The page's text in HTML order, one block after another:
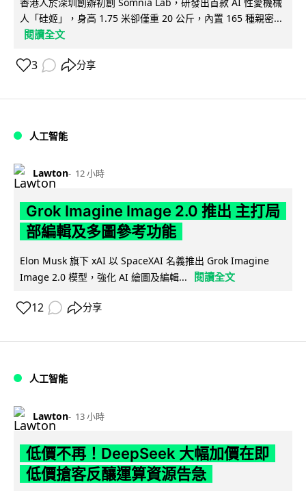
人「硅姬」，身高 1.75 米卻僅重 20 公斤，內置 165 種親密...
閱讀全文
3 分享
人工智能
Lawton 12 小時
Grok Imagine Image 2.0 推出 主打局
部編輯及多圖參考功能
Elon Musk 旗下 xAI 以 SpaceXAI 名義推出 Grok Imagine
Image 2.0 模型，強化 AI 繪圖及編輯...
閱讀全文
12 分享
人工智能
Lawton 13 小時
低價不再！DeepSeek 大幅加價在即
低價搶客反釀運算資源告急